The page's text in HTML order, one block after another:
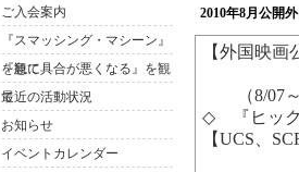
2010年8月公開
【外国映
（8/07
◇ 『ヒック
【UCS、
ご入会案内
『スマッシング・マシーン』
を観て
『急に具合が悪くなる』を観
て
最近の活動状況
お知らせ
イベントカレンダー